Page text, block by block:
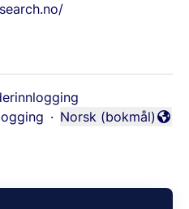
·
Endre språk
Norsk (bokmål)